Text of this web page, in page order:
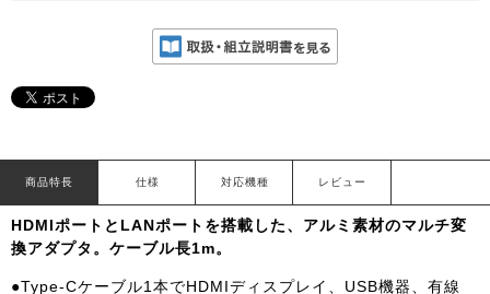
商品特長 仕様 対応機種 レビュー
HDMIポートとLANポートを搭載した、アルミ素材のマルチ変
換アダプタ。ケーブル長1m。
●Type-Cケーブル1本でHDMIディスプレイ、USB機器、有線